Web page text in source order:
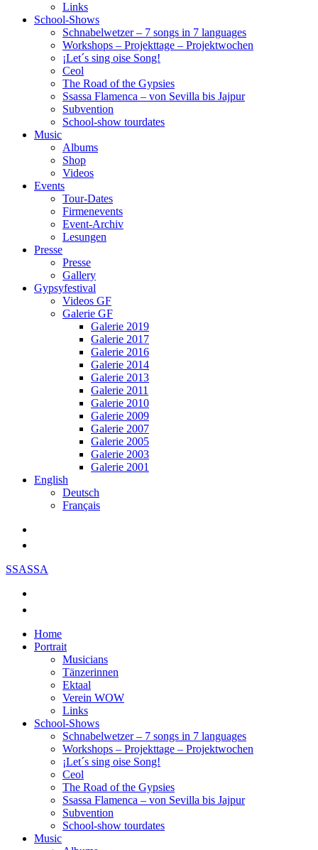
Links
School-Shows
Schnabelwetzer – 7 songs in 7 languages
Workshops – Projekttage – Projektwochen
¡Let´s sing oise Song!
Ceol
The Road of the Gypsies
Ssassa Flamenca – von Sevilla bis Jajpur
Subvention
School-show tourdates
Music
Albums
Shop
Videos
Events
Tour-Dates
Firmenevents
Event-Archiv
Lesungen
Presse
Presse
Gallery
Gypsyfestival
Videos GF
Galerie GF
Galerie 2019
Galerie 2017
Galerie 2016
Galerie 2014
Galerie 2013
Galerie 2011
Galerie 2010
Galerie 2009
Galerie 2007
Galerie 2005
Galerie 2003
Galerie 2001
English
Deutsch
Français
SSASSA
Home
Portrait
Musicians
Tänzerinnen
Ektaal
Verein WOW
Links
School-Shows
Schnabelwetzer – 7 songs in 7 languages
Workshops – Projekttage – Projektwochen
¡Let´s sing oise Song!
Ceol
The Road of the Gypsies
Ssassa Flamenca – von Sevilla bis Jajpur
Subvention
School-show tourdates
Music